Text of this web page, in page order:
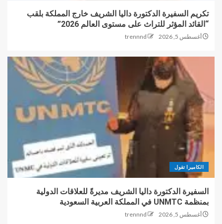
تكريم السفيرة الدكتورة داليا الشريف خارج المملكة بلقب
“القائد المؤثر للتراث على مستوى العالم 2026”
أغسطس 5, 2026 trennnd
الكاميرا تقول
السفيرة الدكتورة داليا الشريف مديرةً للعلاقات الدولية
بمنظمة UNMTC في المملكة العربية السعودية
أغسطس 5, 2026 trennnd